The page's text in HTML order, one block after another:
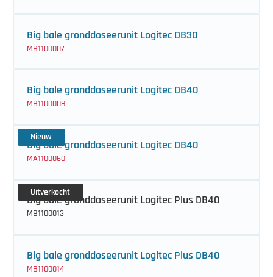
Big bale gronddoseerunit Logitec DB30
MB1100007
Big bale gronddoseerunit Logitec DB40
MB1100008
Nieuw
Big bale gronddoseerunit Logitec DB40
MA1100060
Uitverkocht
Big bale gronddoseerunit Logitec Plus DB40
MB1100013
Big bale gronddoseerunit Logitec Plus DB40
MB1100014